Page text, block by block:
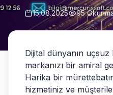
15.08.2025 95
Dijital dünyanın uçsuz
markanızı bir amiral
Harika bir
hizmetiniz ve